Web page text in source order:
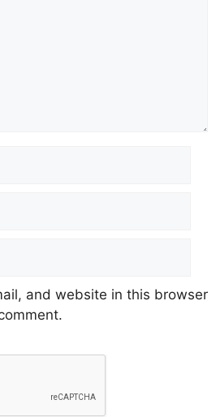
and website in this browser